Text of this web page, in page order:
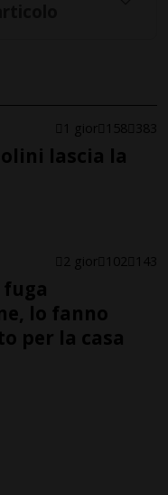
1 gior 158 383
lascia la
2 gior 102 143
lo fanno
per la casa